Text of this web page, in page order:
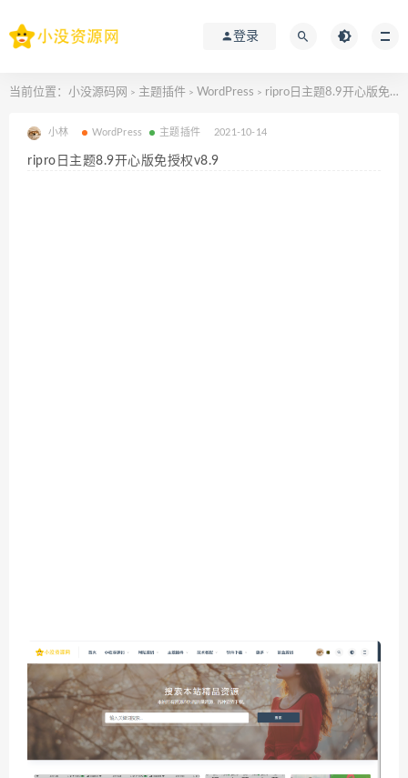
登录
当前位置： 小没源码网 > 主题插件 > WordPress > ripro日主题8.9开心版免授权v8.9
小林 WordPress 主题插件 2021-10-14
ripro日主题8.9开心版免授权v8.9